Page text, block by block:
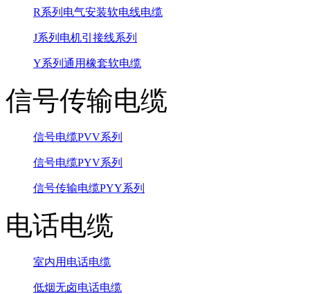
R系列电气安装软电线电缆
J系列电机引接线系列
Y系列通用橡套软电缆
信号传输电缆
信号电缆PVV系列
信号电缆PYV系列
信号传输电缆PYY系列
电话电缆
室内用电话电缆
低烟无卤电话电缆